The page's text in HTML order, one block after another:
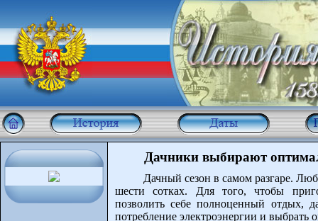
Дачники выбирают
Дачный сезон в самом разгаре.
шести сотках. Для того, чтобы
позволить себе полноценный отдых,
потребление электроэнергии и выбрать